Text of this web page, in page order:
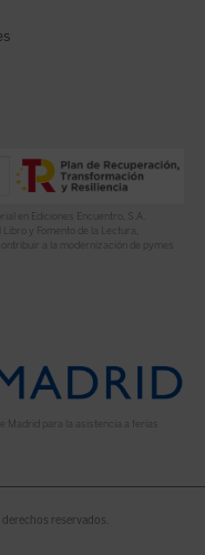
en Ediciones Encuentro, S.A.
y Fomento de la Lectura,
a la modernización de pymes
Madrid para la asistencia a ferias
reservados.